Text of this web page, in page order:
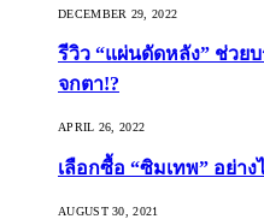
DECEMBER 29, 2022
รีวิว “แผ่นดัดหลัง” ช่วย
จกตา!?
APRIL 26, 2022
เลือกซื้อ “ซิมเทพ” อย่า
AUGUST 30, 2021